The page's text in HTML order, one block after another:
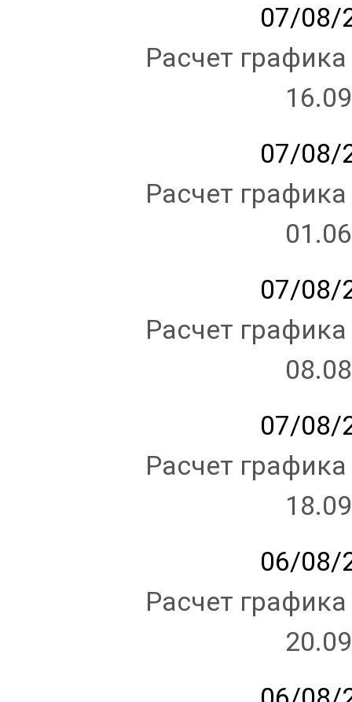
07/08/
Расчет
07/08/
Расчет
07/08/
Расчет
07/08/
Расчет
06/08/
Расчет